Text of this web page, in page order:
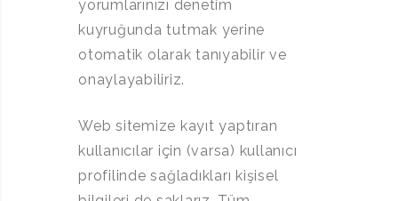
yorumlarınızı denetim
kuyruğunda tutmak yerine
otomatik olarak tanıyabilir ve
onaylayabiliriz.
Web sitemize kayıt yaptıran
kullanıcılar için (varsa) kullanıcı
profilinde sağladıkları kişisel